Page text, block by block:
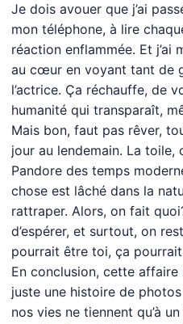
Je dois avouer que j’ai
mon téléphone, à lire
réaction enflammée. Et j’ai
au cœur en voyant tant de
l’actrice. Ça réchauffe, de
humanité qui transparaît,
Mais bon, faut pas rêver,
jour au lendemain. La toile,
Pandore des temps
chose est lâché dans la
rattraper. Alors, on fait
d’espérer, et surtout, on
pourrait être toi, ça
En conclusion, cette affaire
juste une histoire de
nos vies ne tiennent qu’à